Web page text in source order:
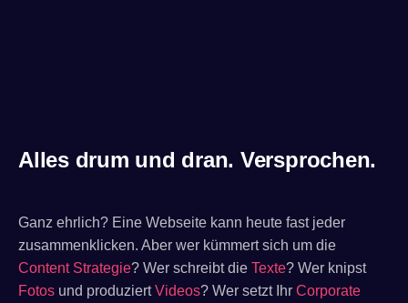
Alles drum und dran. Versprochen.
Ganz ehrlich? Eine Webseite kann heute fast jeder
zusammenklicken. Aber wer kümmert sich um die
Content Strategie? Wer schreibt die Texte? Wer knipst
Fotos und produziertVideos? Wer setzt Ihr Corporate